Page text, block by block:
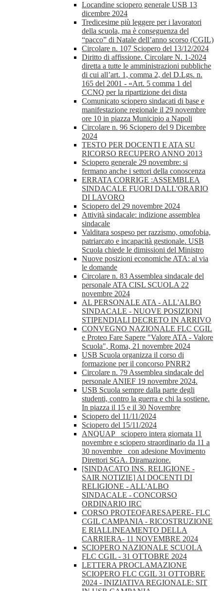
Locandine sciopero generale USB 13
dicembre 2024
Tredicesime più leggere per i lavoratori
della scuola, ma è conseguenza del
“pacco” di Natale dell’anno scorso (CGIL)
Circolare n. 107 Sciopero del 13/12/2024
Diritto di affissione. Circolare N. 1-2024
diretta a tutte le amministrazioni pubbliche
di cui all’art. 1, comma 2, del D.Lgs. n.
165 del 2001 - «Art. 5 comma 1 del
CCNQ per la ripartizione dei dista
Comunicato sciopero sindacati di base e
manifestazione regionale il 29 novembre
ore 10 in piazza Municipio a Napoli
Circolare n. 96 Sciopero del 9 Dicembre
2024
TESTO PER DOCENTI E ATA SU
RICORSO RECUPERO ANNO 2013
Sciopero generale 29 novembre: si
fermano anche i settori della conoscenza
ERRATA CORRIGE :ASSEMBLEA
SINDACALE FUORI DALL'ORARIO
DI LAVORO
Sciopero del 29 novembre 2024
Attività sindacale: indizione assemblea
sindacale
Valditara sospeso per razzismo, omofobia,
patriarcato e incapacità gestionale. USB
Scuola chiede le dimissioni del Ministro
Nuove posizioni economiche ATA: al via
le domande
Circolare n. 83 Assemblea sindacale del
personale ATA CISL SCUOLA 22
novembre 2024
AL PERSONALE ATA - ALL'ALBO
SINDACALE - NUOVE POSIZIONI
STIPENDIALI DECRETO IN ARRIVO
CONVEGNO NAZIONALE FLC CGIL
e Proteo Fare Sapere "Valore ATA - Valore
Scuola", Roma, 21 novembre 2024
USB Scuola organizza il corso di
formazione per il concorso PNRR2
Circolare n. 79 Assemblea sindacale del
personale ANIEF 19 novembre 2024.
USB Scuola sempre dalla parte degli
studenti, contro la guerra e chi la sostiene.
In piazza il 15 e il 30 Novembre
Sciopero del 11/11/2024
Sciopero del 15/11/2024
ANQUAP_ sciopero intera giornata 11
novembre e sciopero straordinario da 11 a
30 novembre_ con adesione Movimento
Direttori SGA. Diramazione.
[SINDACATO INS. RELIGIONE -
SAIR NOTIZIE] AI DOCENTI DI
RELIGIONE - ALL'ALBO
SINDACALE - CONCORSO
ORDINARIO IRC
CORSO PROTEOFARESAPERE- FLC
CGIL CAMPANIA - RICOSTRUZIONE
E RIALLINEAMENTO DELLA
CARRIERA- 11 NOVEMBRE 2024
SCIOPERO NAZIONALE SCUOLA
FLC CGIL - 31 OTTOBRE 2024
LETTERA PROCLAMAZIONE
SCIOPERO FLC CGIL 31 OTTOBRE
2024 - INIZIATIVA REGIONALE: SIT